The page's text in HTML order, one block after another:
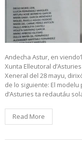
Andecha Astur, en
Xunta Elleutoral
Xeneral del 28 mayu,
de lo siguiente: El
d’Asturies ta redautáu
Read More